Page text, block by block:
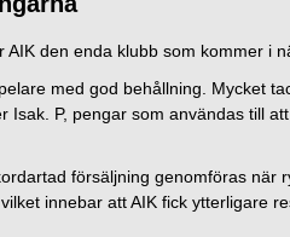
den enda klubb som kommer i
med god behållning. Mycket
Isak. P, pengar som användas till
försäljning genomföras när
innebar att AIK fick ytterligare